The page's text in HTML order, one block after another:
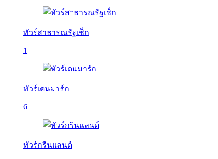
ทัวร์สาธารณรัฐเช็ก
1
ทัวร์เดนมาร์ก
6
ทัวร์กรีนแลนด์